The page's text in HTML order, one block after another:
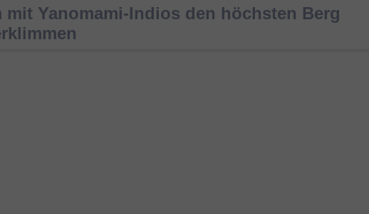
mit Yanomami-Indios den höchsten Berg